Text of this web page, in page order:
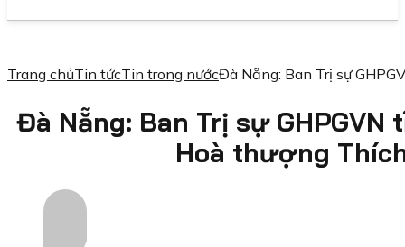
Trang chủTin tứcTin trong nướcĐà Nẵng: Ban Trị sự
Đà Nẵng: Ban Trị sự
Hoà thượng